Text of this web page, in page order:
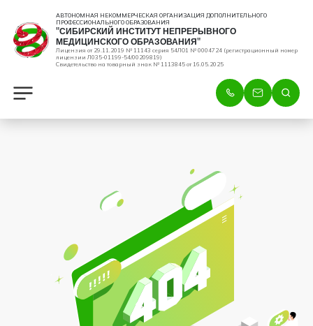
АВТОНОМНАЯ НЕКОММЕРЧЕСКАЯ ОРГАНИЗАЦИЯ ДОПОЛНИТЕЛЬНОГО
ПРОФЕССИОНАЛЬНОГО ОБРАЗОВАНИЯ
"СИБИРСКИЙ ИНСТИТУТ НЕПРЕРЫВНОГО
МЕДИЦИНСКОГО ОБРАЗОВАНИЯ"
Лицензия от 29.11.2019 № 11143 серия 54ЛО1 № 0004724 (регистрационный номер
лицензии Л035-01199-54/00209819)
Свидетельство на товарный знак № 1113845 от 16.05.2025